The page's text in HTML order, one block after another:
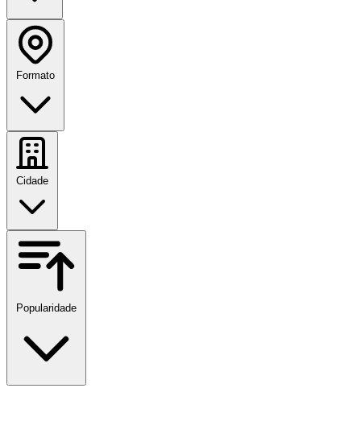
Formato
Cidade
Popularidade